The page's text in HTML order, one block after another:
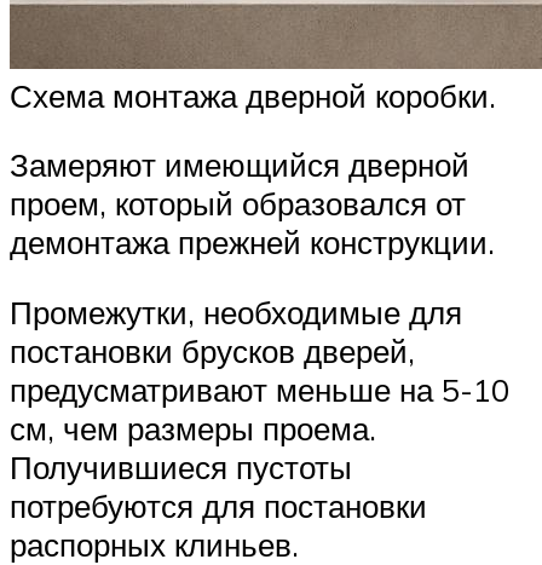
Схема монтажа дверной коробки.
Замеряют имеющийся дверной
проем, который образовался от
демонтажа прежней конструкции.
Промежутки, необходимые для
постановки брусков дверей,
предусматривают меньше на 5-10
см, чем размеры проема.
Получившиеся пустоты
потребуются для постановки
распорных клиньев.